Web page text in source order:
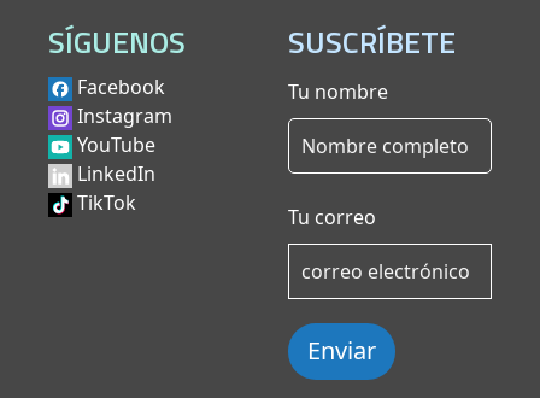
SÍGUENOS
Facebook
Instagram
YouTube
LinkedIn
TikTok
SUSCRÍBETE
Tu nombre
Tu correo
Enviar